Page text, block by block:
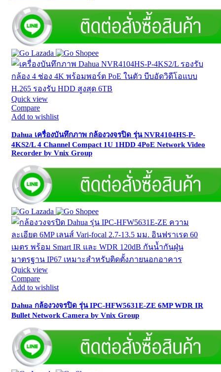
Quick view
Compare
Add to wishlist
Dahua เครื่องบันทึกภาพ กล้องวงจรปิด รุ่น NVR4104HS-P-
4KS2/L 4 Channel Compact 1U 1HDD 4PoE Network Video
Recorder by Vnix Group
Quick view
Compare
Add to wishlist
Dahua กล้องวงจรปิด รุ่น IPC-HFW5631E-ZE 6MP WDR IR
Bullet Network Camera by Vnix Group